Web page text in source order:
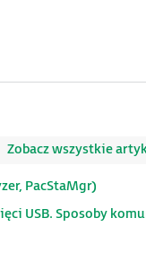
Zobacz wszystkie
PacStaMgr)
USB. Sposoby